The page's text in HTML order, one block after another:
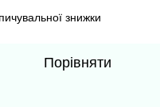
знижки
Порівняти